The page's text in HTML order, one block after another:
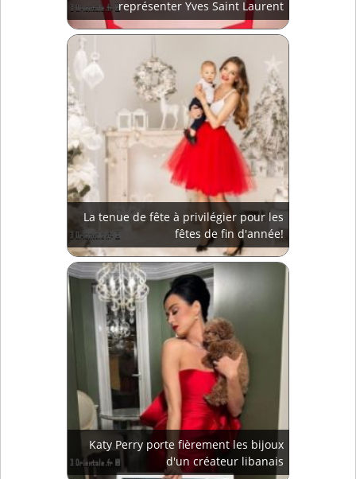
représenter Yves Saint Laurent
La tenue de fête à privilégier pour les
fêtes de fin d'année!
Katy Perry porte fièrement les bijoux
d'un créateur libanais